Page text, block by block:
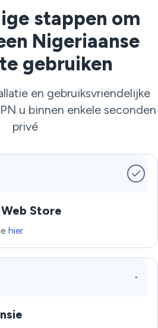
stappen om
Nigeriaanse
gebruiken
en gebruiksvriendelijke
u binnen enkele seconden
privé
Store
hier